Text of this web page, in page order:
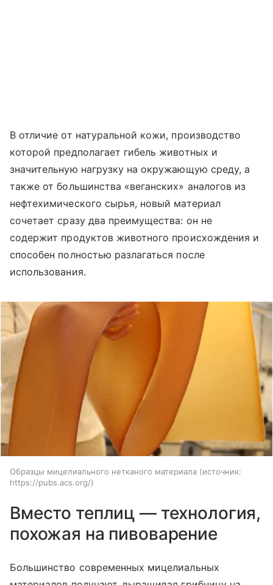
В отличие от натуральной кожи, производство
которой предполагает гибель животных и
значительную нагрузку на окружающую среду, а
также от большинства «веганских» аналогов из
нефтехимического сырья, новый материал
сочетает сразу два преимущества: он не
содержит продуктов животного происхождения и
способен полностью разлагаться после
использования.
Образцы мицелиального нетканого материала
источник:
https://pubs.acs.org/
Вместо теплиц — технология,
похожая на пивоварение
Большинство современных мицелиальных